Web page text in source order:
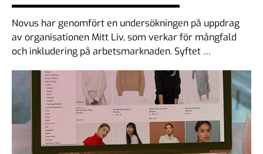
Novus har genomfört en undersökningen på uppdrag
av organisationen Mitt Liv, som verkar för mångfald
och inkludering på arbetsmarknaden. Syftet …